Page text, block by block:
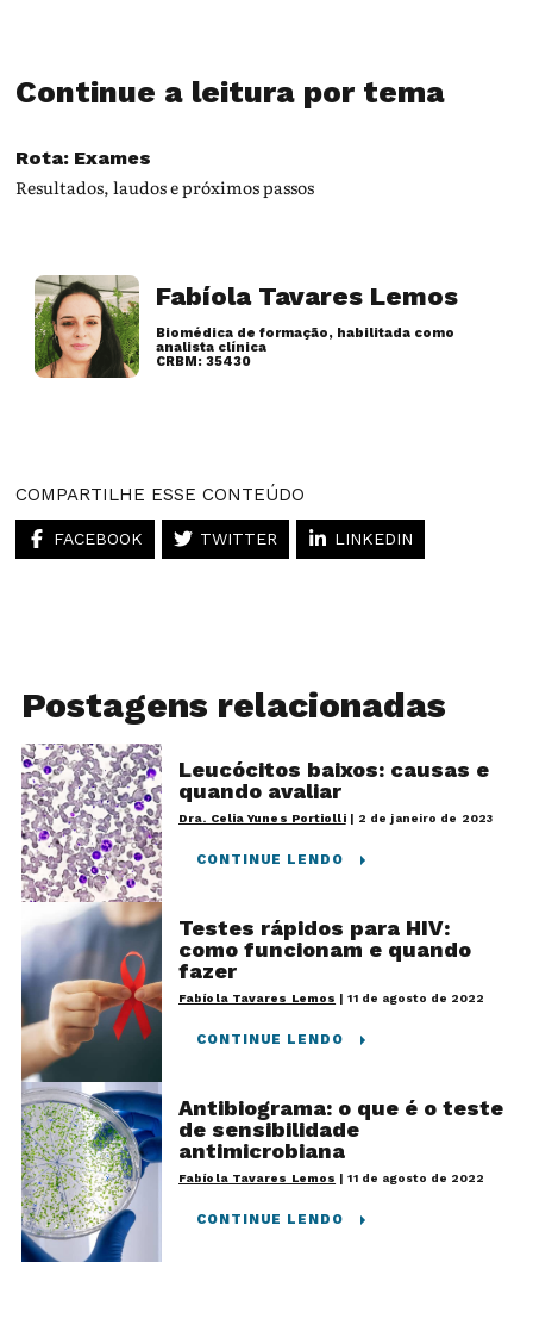
Continue a leitura por tema
Rota: Exames
Resultados, laudos e próximos passos
Fabíola Tavares Lemos
Biomédica de formação, habilitada como
analista clínica
CRBM: 35430
COMPARTILHE ESSE CONTEÚDO
FACEBOOK TWITTER LINKEDIN
Postagens relacionadas
Leucócitos baixos: causas e
quando avaliar
Dra. Celia Yunes Portiolli| 2 de janeiro de 2023
CONTINUE LENDO
Testes rápidos para HIV:
como funcionam e quando
fazer
Fabíola Tavares Lemos |11 de agosto de 2022
CONTINUE LENDO
Antibiograma: o que é o teste
de sensibilidade
antimicrobiana
Fabíola Tavares Lemos |11 de agosto de 2022
CONTINUE LENDO